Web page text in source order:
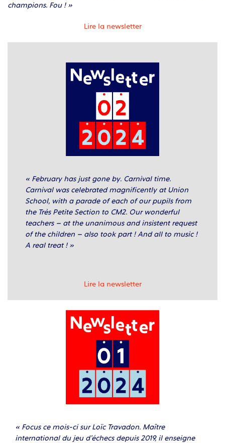
champions. Fou ! »
Lire la newsletter
« February has just gone by. Carnival time.
Carnival was celebrated magnificently at Union
School, with a parade of each of our pupils from
the Très Petite Section to CM2. Our wonderful
teachers – at the unanimous and insistent request
of the children – also took part ! And all to music !
A real treat ! »
Lire la newsletter
« Focus ce mois-ci sur Loïc Travadon. Maître
international du jeu d’échecs depuis 2019, il enseigne